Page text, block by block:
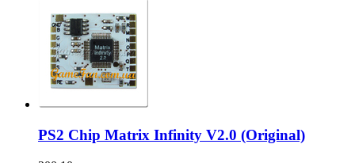
PS2 Chip Matrix Infinity V2.0 (Original)